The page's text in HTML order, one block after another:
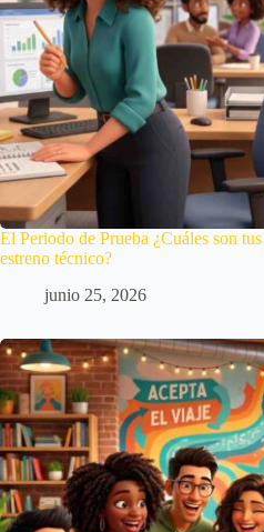
El Periodo de Prueba ¿Cuáles son
estreno técnico?
junio 25, 2026